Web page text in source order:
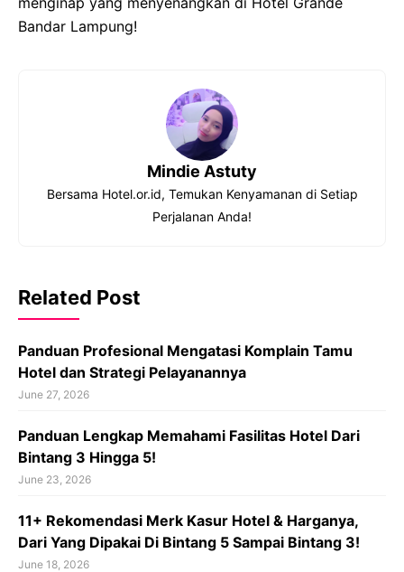
Bandar Lampung!
Mindie Astuty
Bersama Hotel.or.id, Temukan Kenyamanan di Setiap
Perjalanan Anda!
Related Post
Panduan Profesional Mengatasi Komplain Tamu
Hotel dan Strategi Pelayanannya
June 27, 2026
Panduan Lengkap Memahami Fasilitas Hotel Dari
Bintang 3 Hingga 5!
June 23, 2026
11+ Rekomendasi Merk Kasur Hotel & Harganya,
Dari Yang Dipakai Di Bintang 5 Sampai Bintang 3!
June 18, 2026